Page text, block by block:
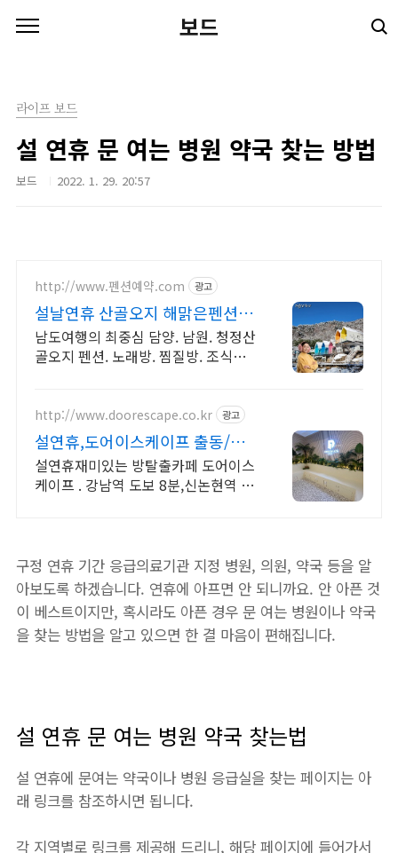
보드
라이프 보드
설 연휴 문 여는 병원 약국 찾는 방법
보드 2022. 1. 29. 20:57
http://www.펜션예약.com 광고
설날연휴 산골오지 해맑은펜션 설
날연휴 팩키지 할인가
남도여행의 최중심 담양. 남원. 청정산
골오지 펜션. 노래방. 찜질방. 조식가
http://www.doorescape.co.kr 광고
설연휴,도어이스케이프 출동/라
면/인서트코인/이매진
설연휴재미있는 방탈출카페 도어이스
케이프 . 강남역 도보 8분,신논현역 2
구정 연휴 기간 응급의료기관 지정 병원, 의원, 약국 등을 알
아보도록 하겠습니다. 연휴에 아프면 안 되니까요. 안 아픈 것
이 베스트이지만, 혹시라도 아픈 경우 문 여는 병원이나 약국
을 찾는 방법을 알고 있으면 한 결 마음이 편해집니다.
설 연휴 문 여는 병원 약국 찾는법
설 연휴에 문여는 약국이나 병원 응급실을 찾는 페이지는 아
래 링크를 참조하시면 됩니다.
각 지역별로 링크를 제공해 드리니, 해당 페이지에 들어가서